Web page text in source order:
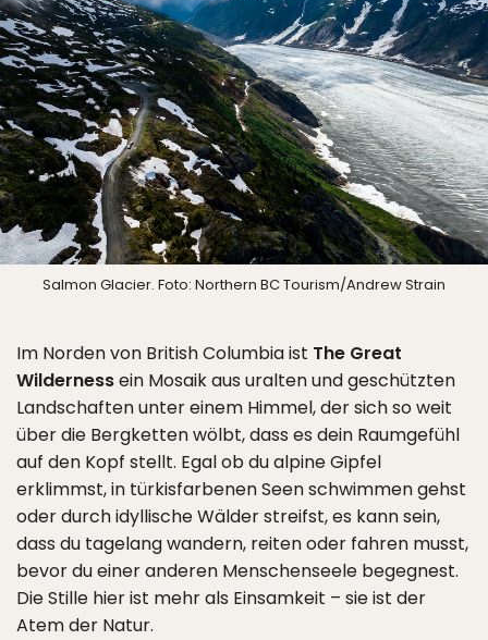
Salmon Glacier. Foto: Northern BC Tourism/Andrew Strain
Im Norden von British Columbia ist The Great
Wildernessein Mosaik aus uralten und geschützten
Landschaften unter einem Himmel, der sich so weit
über die Bergketten wölbt, dass es dein Raumgefühl
auf den Kopf stellt. Egal ob du alpine Gipfel
erklimmst, in türkisfarbenen Seen schwimmen gehst
oder durch idyllische Wälder streifst, es kann sein,
dass du tagelang wandern, reiten oder fahren musst,
bevor du einer anderen Menschenseele begegnest.
Die Stille hier ist mehr als Einsamkeit – sie ist der
Atem der Natur.